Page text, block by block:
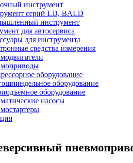
инструмент
серий LD, BALD
инструмент
для автосервиса
для инструмента
средства измерения
оборудование
оборудование
оборудование
насосы